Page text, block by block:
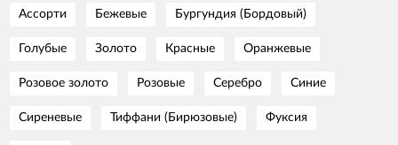
Ассорти Бежевые Бургундия (Бордовый)
Голубые Золото Красные Оранжевые
Розовое золото Розовые Серебро Синие
Сиреневые Тиффани (Бирюзовые) Фуксия